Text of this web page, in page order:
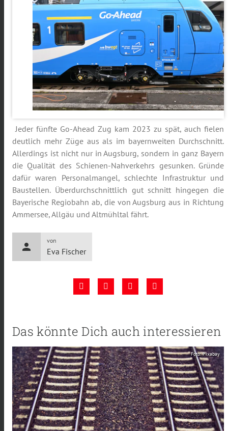
Jeder fünfte Go-Ahead Zug kam 2023 zu spät, auch fielen
deutlich mehr Züge aus als im bayernweiten Durchschnitt.
Allerdings ist nicht nur in Augsburg, sondern in ganz Bayern
die Qualität des Schienen-Nahverkehrs gesunken. Gründe
dafür waren Personalmangel, schlechte Infrastruktur und
Baustellen. Überdurchschnittlich gut schnitt hingegen die
Bayerische Regiobahn ab, die von Augsburg aus in Richtung
Ammersee, Allgäu und Altmühltal fährt.
person
von
Eva Fischer
Das könnte Dich auch interessieren
Foto: Pixabay